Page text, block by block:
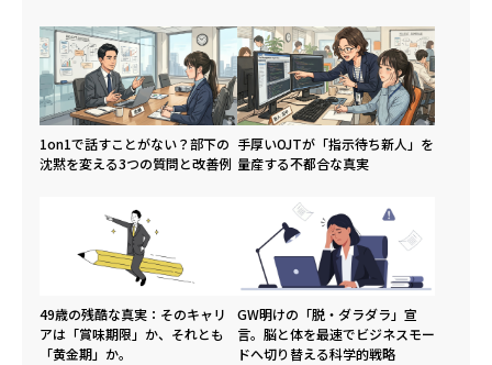
1on1で話すことがない？部下の
沈黙を変える3つの質問と改善例
手厚いOJTが「指示待ち新人」を
量産する不都合な真実
49歳の残酷な真実：そのキャリ
アは「賞味期限」か、それとも
「黄金期」か。
GW明けの「脱・ダラダラ」宣
言。脳と体を最速でビジネスモー
ドへ切り替える科学的戦略